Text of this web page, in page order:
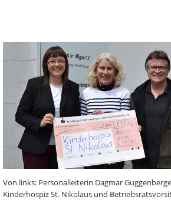
Von links: Personalleiterin Dagmar
Kinderhospiz St. Nikolaus und